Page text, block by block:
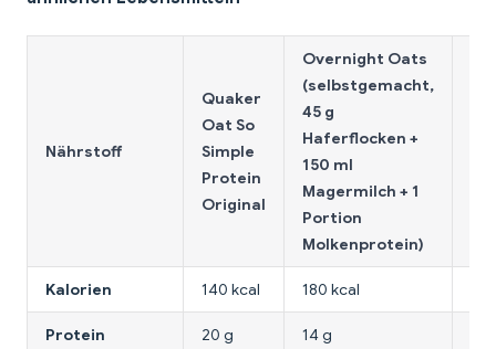
Nährstoff
Quaker
Oat So
Simple
Protein
Original
Overnight Oats
(selbstgemacht,
45 g
Haferflocken +
150 ml
Magermilch + 1
Portion
Molkenprotein)
Kalorien 140 kcal 180 kcal
Protein 20 g 14 g